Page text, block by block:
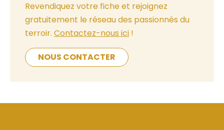
Revendiquez votre fiche et rejoignez
gratuitement le réseau des passionnés du
terroir. Contactez-nous ici !
NOUS CONTACTER